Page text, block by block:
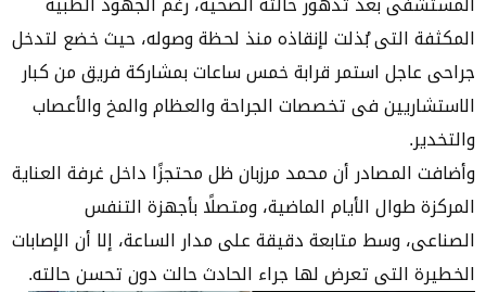
المكثفة التى بُذلت لإنقاذه منذ لحظة وصوله، حيث خضع لتدخل
جراحى عاجل استمر قرابة خمس ساعات بمشاركة فريق من كبار
الاستشاريين فى تخصصات الجراحة والعظام والمخ والأعصاب
والتخدير.
وأضافت المصادر أن محمد مرزبان ظل محتجزًا داخل غرفة العناية
المركزة طوال الأيام الماضية، ومتصلًا بأجهزة التنفس
الصناعى، وسط متابعة دقيقة على مدار الساعة، إلا أن الإصابات
الخطيرة التى تعرض لها جراء الحادث حالت دون تحسن حالته.